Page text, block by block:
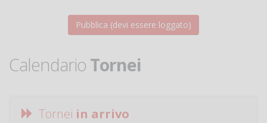
Calendario Tornei
Tornei in arrivo